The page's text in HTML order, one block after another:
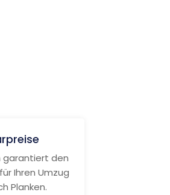
garantiert den
Ihren Umzug
Planken.